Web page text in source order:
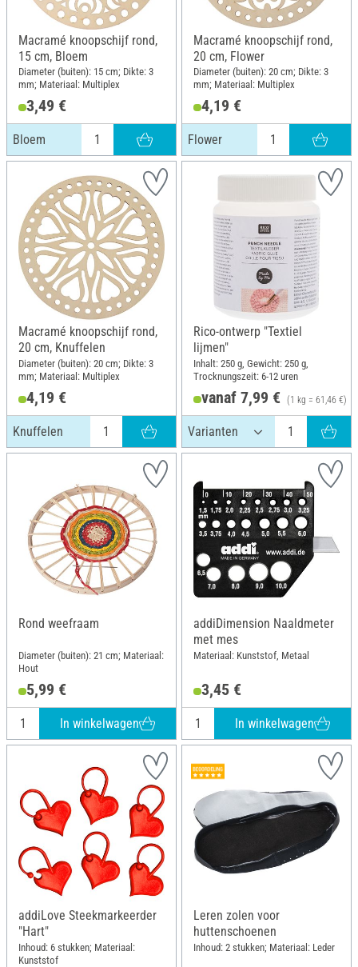
Macramé knoopschijf rond,
15 cm, Bloem
Diameter (buiten): 15 cm; Dikte: 3
mm; Materiaal: Multiplex
3,49 €
Bloem
Macramé knoopschijf rond,
20 cm, Flower
Diameter (buiten): 20 cm; Dikte: 3
mm; Materiaal: Multiplex
4,19 €
Flower
Macramé knoopschijf rond,
20 cm, Knuffelen
Diameter (buiten): 20 cm; Dikte: 3
mm; Materiaal: Multiplex
4,19 €
Knuffelen
Rico-ontwerp "Textiel
lijmen"
Inhalt: 250 g, Gewicht: 250 g,
Trocknungszeit: 6-12 uren
vanaf 7,99 € (1 kg = 61,46 €)
Rond weefraam
Diameter (buiten): 21 cm; Materiaal:
Hout
5,99 €
In winkelwagen
addiDimension Naaldmeter
met mes
Materiaal: Kunststof, Metaal
3,45 €
In winkelwagen
addiLove Steekmarkeerder
"Hart"
Inhoud: 6 stukken; Materiaal:
Kunststof
Leren zolen voor
huttenschoenen
Inhoud: 2 stukken; Materiaal: Leder